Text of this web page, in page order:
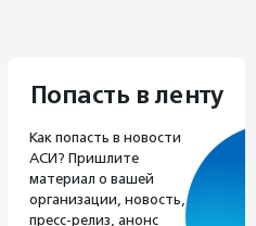
Попасть в ленту
Как попасть в новости
АСИ? Пришлите
материал о вашей
организации, новость,
пресс-релиз, анонс